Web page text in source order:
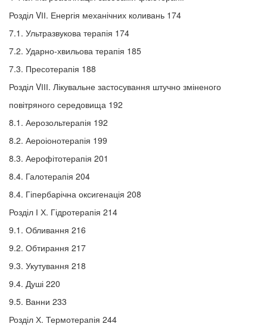
Розділ VІІ. Енергія механічних коливань 174
7.1. Ультразвукова терапія 174
7.2. Ударно-хвильова терапія 185
7.3. Пресотерапія 188
Розділ VІІІ. Лікувальне застосування штучно зміненого
повітряного середовища 192
8.1. Аерозольтерапія 192
8.2. Аероіонотерапія 199
8.3. Аерофітотерапія 201
8.4. Галотерапія 204
8.4. Гіпербарічна оксигенація 208
Розділ І Х. Гідротерапія 214
9.1. Обливання 216
9.2. Обтирання 217
9.3. Укутування 218
9.4. Душі 220
9.5. Ванни 233
Розділ Х. Термотерапія 244